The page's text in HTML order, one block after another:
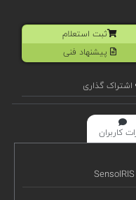
ثبت استعلام
پیشنهاد فنی
اشتراک گذاری
کاربران